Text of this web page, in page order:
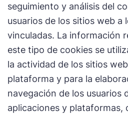
seguimiento y análisis del
usuarios de los sitios web a
vinculadas. La información
este tipo de cookies se
la actividad de los sitios
plataforma y para la
navegación de los usuarios
aplicaciones y plataformas,